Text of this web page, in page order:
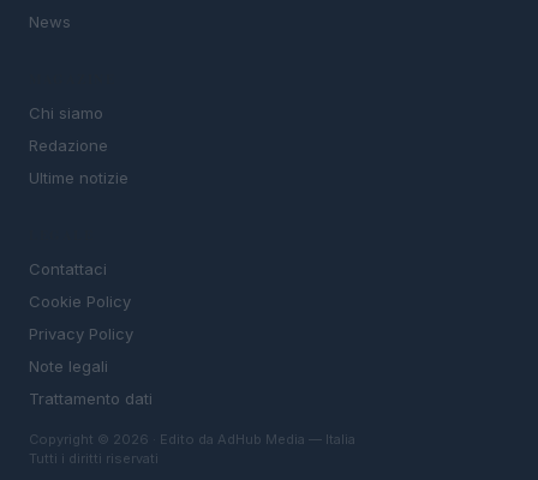
News
Chi siamo
Redazione
Ultime notizie
Contattaci
Cookie Policy
Privacy Policy
Note legali
Trattamento dati
Copyright © 2026 · Edito da AdHub Media — Italia
Tutti i diritti riservati